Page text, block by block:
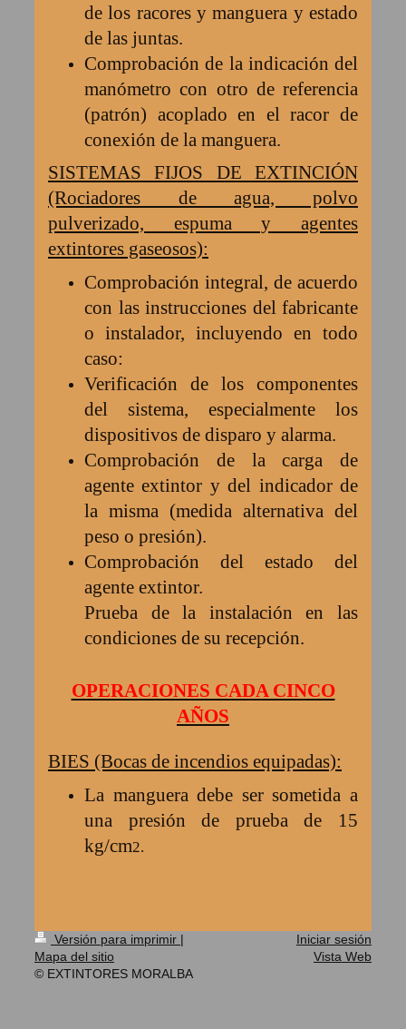
de los racores y manguera y estado
de las juntas.
Comprobación de la indicación del
manómetro con otro de referencia
(patrón) acoplado en el racor de
conexión de la manguera.
SISTEMAS FIJOS DE EXTINCIÓN
(Rociadores de agua, polvo
pulverizado, espuma y agentes
extintores gaseosos):
Comprobación integral, de acuerdo
con las instrucciones del fabricante
o instalador, incluyendo en todo
caso:
Verificación de los componentes
del sistema, especialmente los
dispositivos de disparo y alarma.
Comprobación de la carga de
agente extintor y del indicador de
la misma (medida alternativa del
peso o presión).
Comprobación del estado del
agente extintor.
Prueba de la instalación en las
condiciones de su recepción.
OPERACIONES CADA CINCO
AÑOS
BIES (Bocas de incendios equipadas):
La manguera debe ser sometida a
una presión de prueba de 15
kg/cm2.
Versión para imprimir |
Mapa del sitio
© EXTINTORES MORALBA
Iniciar sesión
Vista Web